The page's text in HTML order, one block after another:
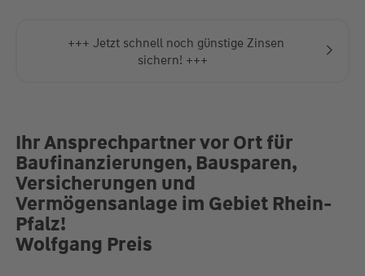
+++ Jetzt schnell noch günstige Zinsen
sichern! +++
Ihr Ansprechpartner vor Ort für
Baufinanzierungen, Bausparen,
Versicherungen und
Vermögensanlage im Gebiet Rhein-
Pfalz!
Wolfgang Preis